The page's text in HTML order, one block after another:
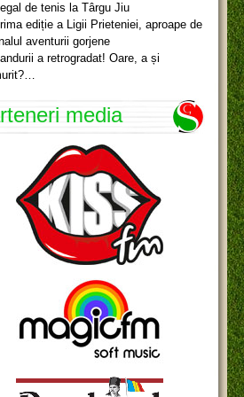
de tenis la Târgu Jiu
ediție a Ligii Prieteniei, aproape de
aventurii gorjene
a retrogradat! Oare, a și
media